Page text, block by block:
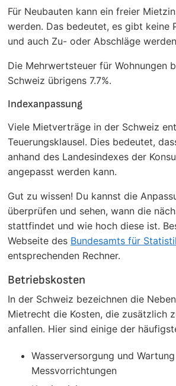
Für Neubauten kann ein freier
werden. Das bedeutet, es gibt keine
und auch Zu- oder Abschläge
Die Mehrwertsteuer für Wohnungen
Schweiz übrigens 7.7%.
Indexanpassung
Viele Mietverträge in der Schweiz
Teuerungsklausel. Dies bedeutet,
anhand des Landesindexes der
angepasst werden kann.
Gut zu wissen! Du kannst die
überprüfen und sehen, wann die
stattfindet und wie hoch diese ist.
Webseite des Bundesamts für
entsprechenden Rechner.
Betriebskosten
In der Schweiz bezeichnen die
Mietrecht die Kosten, die zusätzlich
anfallen. Hier sind einige der
Wasserversorgung und
Messvorrichtungen